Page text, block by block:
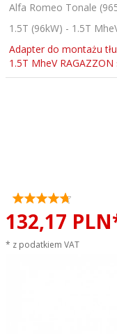
Alfa Romeo Tonale
1.5T (96kW) - 1.5T
Adapter do montażu
1.5T MheV
132,17
* z podatkiem VAT